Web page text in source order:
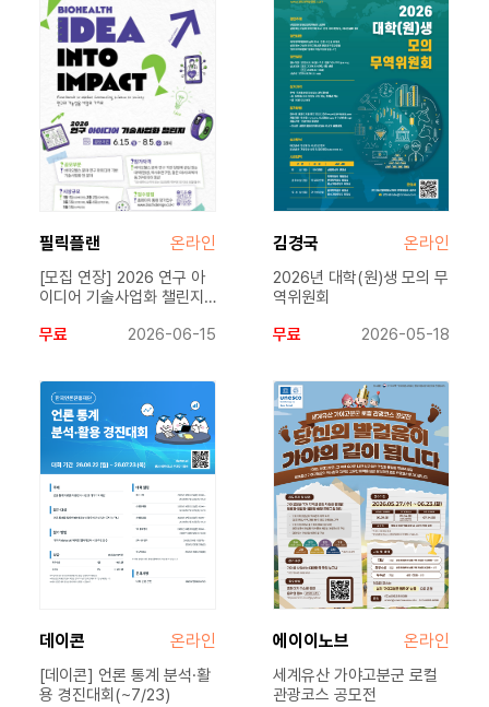
필릭플랜 온라인
[모집 연장] 2026 연구 아
이디어 기술사업화 챌린지
2026-06-15
무료
김경국 온라인
​2026년 대학(원)생 모의 무
역위원회
2026-05-18
무료
데이콘 온라인
[데이콘] 언론 통계 분석·활
용 경진대회(~7/23)
에이이노브 온라인
세계유산 가야고분군 로컬
관광코스 공모전